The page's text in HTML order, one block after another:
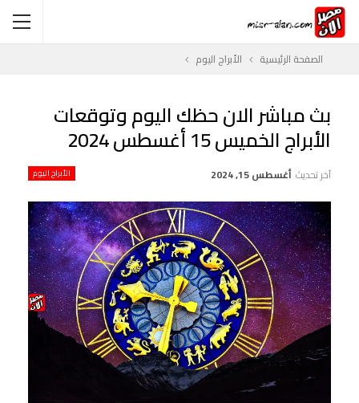
الصفحة الرئيسية الأبراج اليوم
بث مباشر الان حظك اليوم وتوقعات
الأبراج الخميس 15 أغسطس 2024
الأبراج اليوم آخر تحديث أغسطس 15, 2024